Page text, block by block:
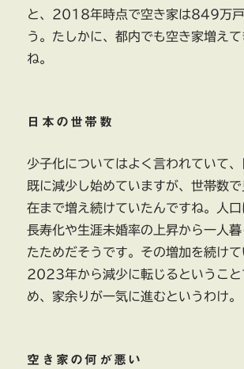
と、2018年時点で空き家は849万戸
う。たしかに、都内でも空き家増え
ね。
日本の世帯数
少子化についてはよく言われていて
既に減少し始めていますが、世帯数
在まで増え続けていたんですね。人口
長寿化や生涯未婚率の上昇から一人
たためだそうです。その増加を続け
2023年から減少に転じるということ
め、家余りが一気に進むというわけ。
空き家の何が悪い